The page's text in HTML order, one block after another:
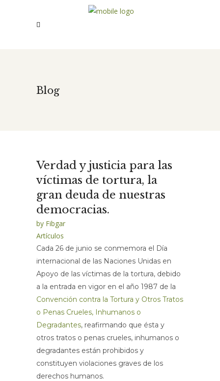
Blog
Verdad y justicia para las
víctimas de tortura, la
gran deuda de nuestras
democracias.
by Fibgar
Artículos
Cada 26 de junio se conmemora el Día
internacional de las Naciones Unidas en
Apoyo de las víctimas de la tortura, debido
a la entrada en vigor en el año 1987 de la
Convención contra la Tortura y Otros Tratos
o Penas Crueles, Inhumanos o
Degradantes, reafirmando que ésta y
otros tratos o penas crueles, inhumanos o
degradantes están prohibidos y
constituyen violaciones graves de los
derechos humanos.